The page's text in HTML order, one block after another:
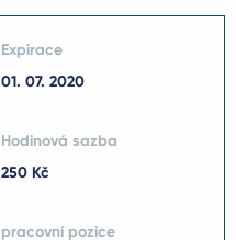
Expirace
01. 07. 2020
Hodinová sazba
250 Kč
pracovní pozice